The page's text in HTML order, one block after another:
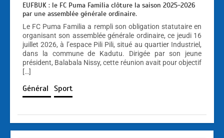
EUFBUK : le FC Puma Familia clôture la saison 2025-2026
par une assemblée générale ordinaire.
Le FC Puma Familia a rempli son obligation statutaire en
organisant son assemblée générale ordinaire, ce jeudi 16
juillet 2026, à l’espace Pili Pili, situé au quartier Industriel,
dans la commune de Kadutu. Dirigée par son jeune
président, Balabala Nissy, cette réunion avait pour objectif
[…]
Général Sport